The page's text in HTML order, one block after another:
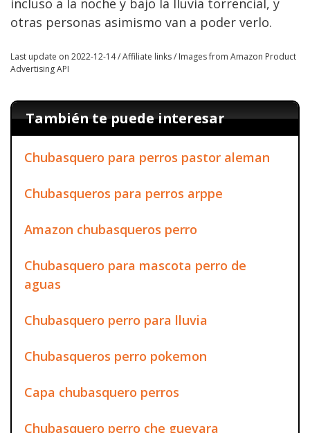
incluso a la noche y bajo la lluvia torrencial, y
otras personas asimismo van a poder verlo.
Last update on 2022-12-14 / Affiliate links / Images from Amazon Product
Advertising API
También te puede interesar
Chubasquero para perros pastor aleman
Chubasqueros para perros arppe
Amazon chubasqueros perro
Chubasquero para mascota perro de
aguas
Chubasquero perro para lluvia
Chubasqueros perro pokemon
Capa chubasquero perros
Chubasquero perro che guevara